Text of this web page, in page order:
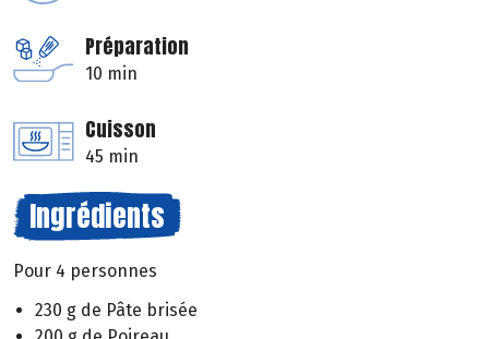
Préparation
10 min
Cuisson
45 min
Ingrédients
Pour 4 personnes
230 g de Pâte brisée